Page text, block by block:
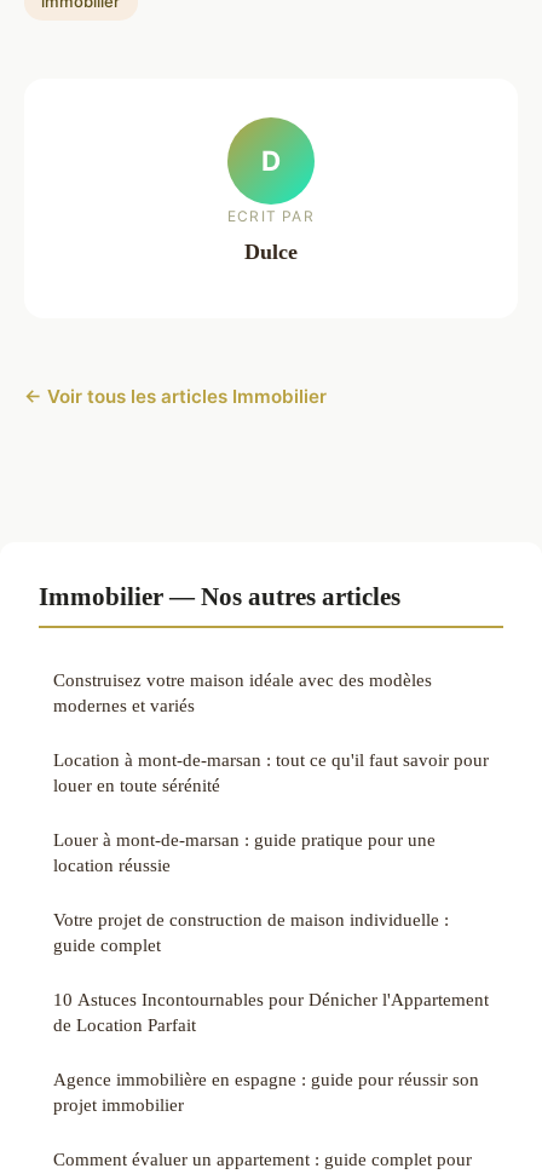
D
ECRIT PAR
Dulce
← Voir tous les articles Immobilier
Immobilier — Nos autres articles
Construisez votre maison idéale avec des modèles
modernes et variés
Location à mont-de-marsan : tout ce qu'il faut savoir pour
louer en toute sérénité
Louer à mont-de-marsan : guide pratique pour une
location réussie
Votre projet de construction de maison individuelle :
guide complet
10 Astuces Incontournables pour Dénicher l'Appartement
de Location Parfait
Agence immobilière en espagne : guide pour réussir son
projet immobilier
Comment évaluer un appartement : guide complet pour